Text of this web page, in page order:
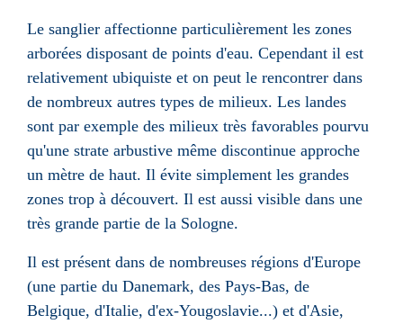
Le sanglier affectionne particulièrement les zones
arborées disposant de points d'eau. Cependant il est
relativement ubiquiste et on peut le rencontrer dans
de nombreux autres types de milieux. Les landes
sont par exemple des milieux très favorables pourvu
qu'une strate arbustive même discontinue approche
un mètre de haut. Il évite simplement les grandes
zones trop à découvert. Il est aussi visible dans une
très grande partie de la Sologne.
Il est présent dans de nombreuses régions d'Europe
(une partie du Danemark, des Pays-Bas, de
Belgique, d'Italie, d'ex-Yougoslavie...) et d'Asie,